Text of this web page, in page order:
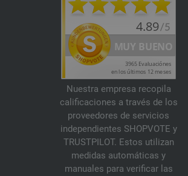
Nuestra empresa recopila
calificaciones a través de los
proveedores de servicios
independientes SHOPVOTE y
TRUSTPILOT. Estos utilizan
medidas automáticas y
manuales para verificar las